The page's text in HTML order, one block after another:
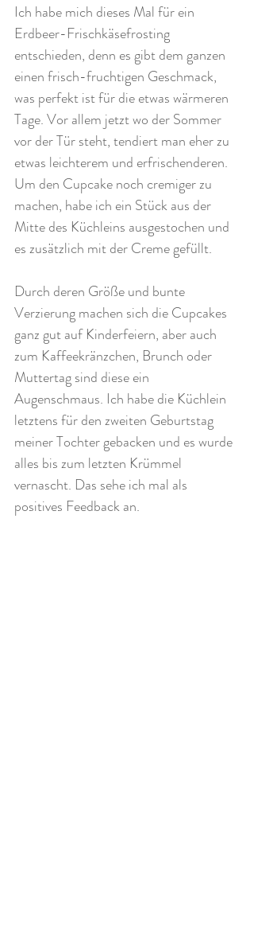
Ich habe mich dieses Mal für ein
Erdbeer-Frischkäsefrosting
entschieden, denn es gibt dem ganzen
einen frisch-fruchtigen Geschmack,
was perfekt ist für die etwas wärmeren
Tage. Vor allem jetzt wo der Sommer
vor der Tür steht, tendiert man eher zu
etwas leichterem und erfrischenderen.
Um den Cupcake noch cremiger zu
machen, habe ich ein Stück aus der
Mitte des Küchleins ausgestochen und
es zusätzlich mit der Creme gefüllt.
Durch deren Größe und bunte
Verzierung machen sich die Cupcakes
ganz gut auf Kinderfeiern, aber auch
zum Kaffeekränzchen, Brunch oder
Muttertag sind diese ein
Augenschmaus. Ich habe die Küchlein
letztens für den zweiten Geburtstag
meiner Tochter gebacken und es wurde
alles bis zum letzten Krümmel
vernascht. Das sehe ich mal als
positives Feedback an.